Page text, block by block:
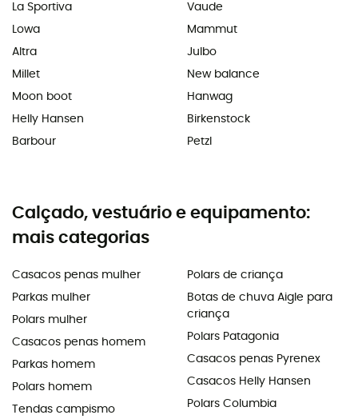
La Sportiva
Lowa
Altra
Millet
Moon boot
Helly Hansen
Barbour
Vaude
Mammut
Julbo
New balance
Hanwag
Birkenstock
Petzl
Calçado, vestuário e equipamento:
mais categorias
Casacos penas mulher
Parkas mulher
Polars mulher
Casacos penas homem
Parkas homem
Polars homem
Tendas campismo
Polars de criança
Botas de chuva Aigle para
criança
Polars Patagonia
Casacos penas Pyrenex
Casacos Helly Hansen
Polars Columbia